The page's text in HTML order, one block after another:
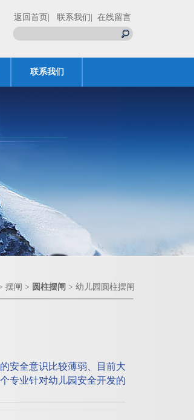
返回首页 | 联系我们 | 在线留言
联系我们
摆闸 > 圆柱摆闸 > 幼儿园圆柱摆闸
安全意识比较薄弱、目前大
专业针对幼儿园安全开发的